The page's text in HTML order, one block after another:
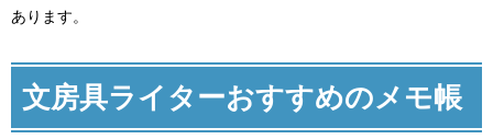
あります。
文房具ライターおすすめのメモ帳